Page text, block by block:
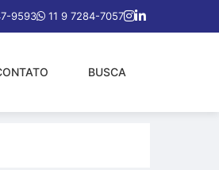
9593 11 9 7284-7057
BUSCA